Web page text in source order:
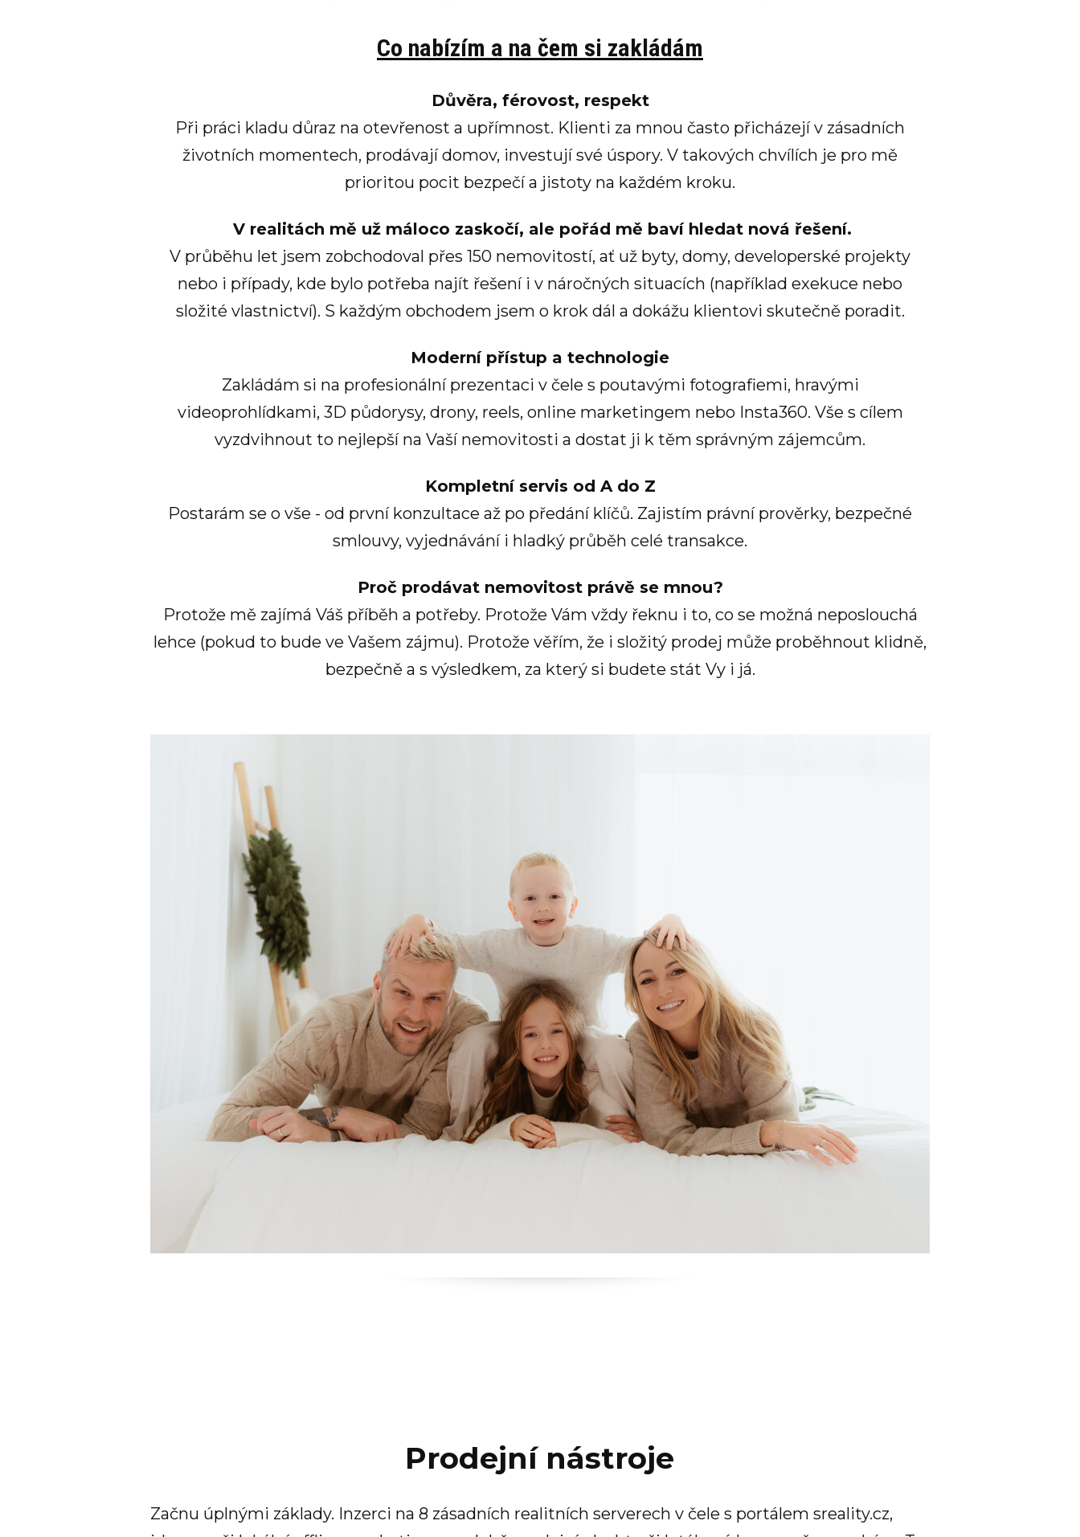
Co nabízím a na čem si zakládám
Důvěra, férovost, respekt
Při práci kladu důraz na otevřenost a upřímnost. Klienti za mnou často přicházejí v zásadních
životních momentech, prodávají domov, investují své úspory. V takových chvílích je pro mě
prioritou pocit bezpečí a jistoty na každém kroku.
V realitách mě už máloco zaskočí, ale pořád mě baví hledat nová řešení.
V průběhu let jsem zobchodoval přes 150 nemovitostí, ať už byty, domy, developerské projekty
nebo i případy, kde bylo potřeba najít řešení i v náročných situacích (například exekuce nebo
složité vlastnictví). S každým obchodem jsem o krok dál a dokážu klientovi skutečně poradit.
Moderní přístup a technologie
Zakládám si na profesionální prezentaci v čele s poutavými fotografiemi, hravými
videoprohlídkami, 3D půdorysy, drony, reels, online marketingem nebo Insta360. Vše s cílem
vyzdvihnout to nejlepší na Vaší nemovitosti a dostat ji k těm správným zájemcům.
Kompletní servis od A do Z
Postarám se o vše - od první konzultace až po předání klíčů. Zajistím právní prověrky, bezpečné
smlouvy, vyjednávání i hladký průběh celé transakce.
Proč prodávat nemovitost právě se mnou?
Protože mě zajímá Váš příběh a potřeby. Protože Vám vždy řeknu i to, co se možná neposlouchá
lehce (pokud to bude ve Vašem zájmu). Protože věřím, že i složitý prodej může proběhnout klidně,
bezpečně a s výsledkem, za který si budete stát Vy i já.
Prodejní nástroje
Začnu úplnými základy. Inzerci na 8 zásadních realitních serverech v čele s portálem sreality.cz,